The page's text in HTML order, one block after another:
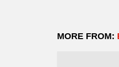
MORE FROM: